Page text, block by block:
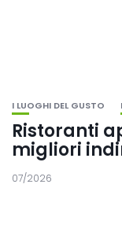
I LUOGHI DEL GUSTO
Ristoranti
migliori
07/2026